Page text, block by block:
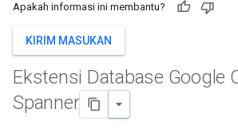
Apakah informasi ini membantu?
KIRIM MASUKAN
Ekstensi Database Google
Spanner